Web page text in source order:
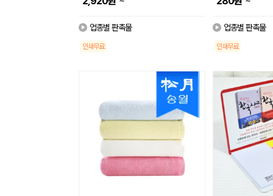
업종별 판촉물
인쇄무료
업종별 판촉물
인쇄무료